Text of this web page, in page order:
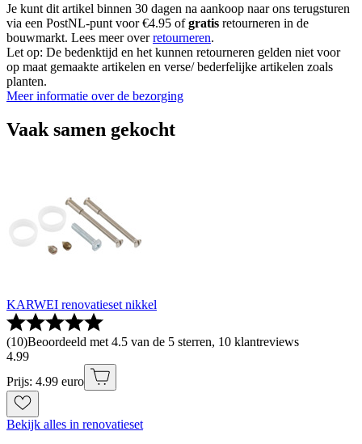
Je kunt dit artikel binnen 30 dagen na aankoop naar ons terugsturen
via een PostNL-punt voor €4.95 ofgratis retourneren in de
bouwmarkt. Lees meer overretourneren.
Let op: De bedenktijd en het kunnen retourneren gelden niet voor
op maat gemaakte artikelen en verse/ bederfelijke artikelen zoals
planten.
Meer informatie over de bezorging
Vaak samen gekocht
KARWEI renovatieset nikkel
(10)Beoordeeld met 4.5 van de 5 sterren, 10 klantreviews
4.99
Prijs: 4.99 euro
Bekijk alles in renovatieset